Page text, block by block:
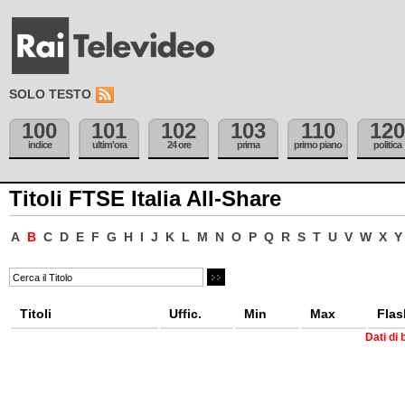
SOLO TESTO
100
indice
101
ultim'ora
102
24 ore
103
prima
110
primo piano
120
politica
Titoli FTSE Italia All-Share
A B C D E F G H I J K L M N O P Q R S T U V W X Y
Titoli Uffic. Min Max
Dati di